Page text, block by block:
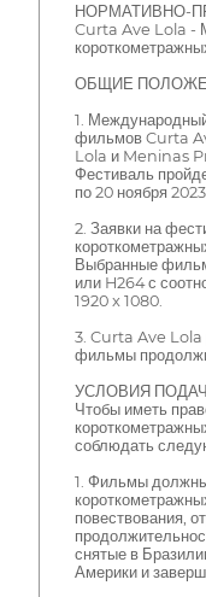
НОРМАТИВНО-
Curta Ave Lola -
ОБЩИЕ
1.
фильмов Curta
Lola и Meninas
Фестиваль
по 20 ноября 2023
2. Заявки на
Выбранные
или H264 с
1920 x 1080.
3. Curta Ave Lola
фильмы
УСЛОВИЯ
Чтобы иметь
соблюдать
1. Фильмы
повествования,
снятые в
Америки и